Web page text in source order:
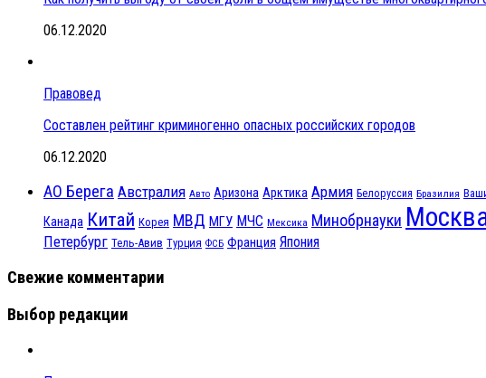
06.12.2020
Правовед
Составлен рейтинг криминогенно опасных российских городов
06.12.2020
АО Берега Австралия Авто Аризона Арктика Армия Белоруссия Бразилия
Канада Китай Корея МВД МГУ МЧС Мексика Минобрнауки
Петербург Тель-Авив Турция ФСБ Франция Япония
Свежие комментарии
Выбор редакции